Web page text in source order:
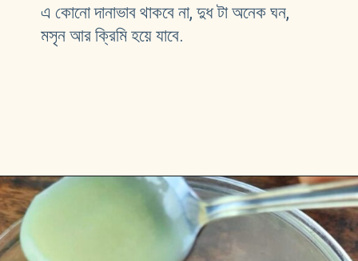
এ কোনো দানাভাব থাকবে না, দুধ টা অনেক ঘন,
মসৃন আর ক্রিমি হয়ে যাবে.